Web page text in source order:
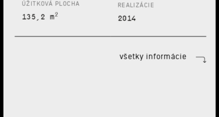
ÚŽITKOVÁ PLOCHA
135,2 m2
REALIZÁCIE
2014
všetky informácie